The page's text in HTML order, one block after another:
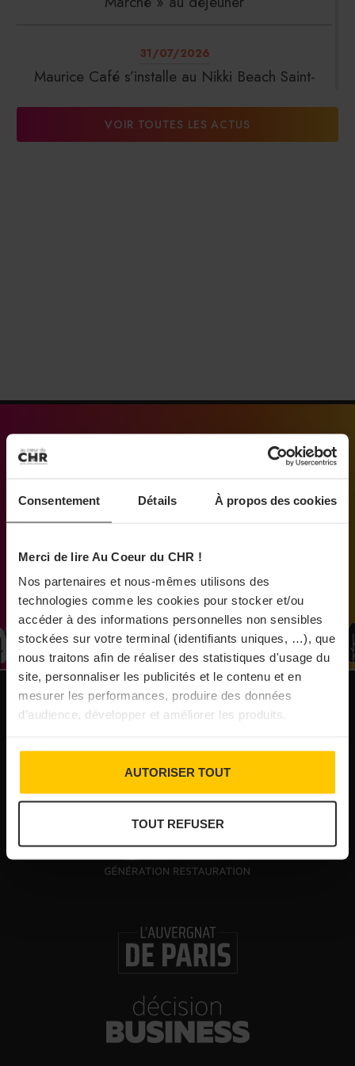
Consentement Détails À propos des cookies
Merci de lire Au Coeur du CHR !
Nos partenaires et nous-mêmes utilisons des
technologies comme les cookies pour stocker et/ou
accéder à des informations personnelles non sensibles
stockées sur votre terminal (identifiants uniques, …), que
nous traitons afin de réaliser des statistiques d'usage du
site, personnaliser les publicités et le contenu et en
mesurer les performances, produire des données
d’audience, développer et améliorer les produits.
AUTORISER TOUT
TOUT REFUSER
31/07/2026
Maurice Café s’installe au Nikki Beach Saint-
Vins fins : la Chine affiche ses ambitions
que…
30/07/2026
Incendies : l’aide d’urgence rehaussée à 8 000 €
pour les indépendants, l’autoroute A63 réouverte
30/07/2026
Glenn Viel et Brandon Dehan ouvrent la première
boutique des Glaces Minot
Logis Hôtels : un chiffre d’affaires estival en
hausse de 20%
30/07/2026
Valrhona célèbre les 40 ans du chocolat
VOIR TOUTES LES ACTUS
de proximité
NOS PUBLICATIONS